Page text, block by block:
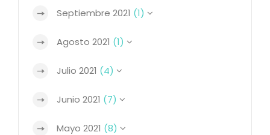
Septiembre 2021 (1)
Agosto 2021 (1)
Julio 2021 (4)
Junio 2021 (7)
Mayo 2021 (8)